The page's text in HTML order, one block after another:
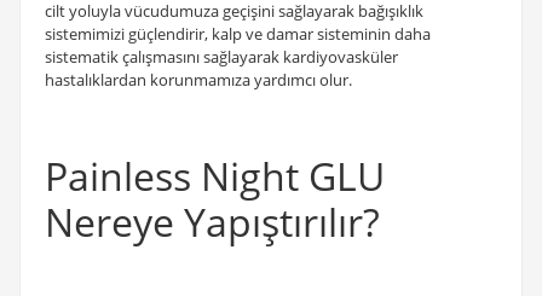
cilt yoluyla vücudumuza geçişini sağlayarak bağışıklık
sistemimizi güçlendirir, kalp ve damar sisteminin daha
sistematik çalışmasını sağlayarak kardiyovasküler
hastalıklardan korunmamıza yardımcı olur.
Painless Night GLU
Nereye Yapıştırılır?